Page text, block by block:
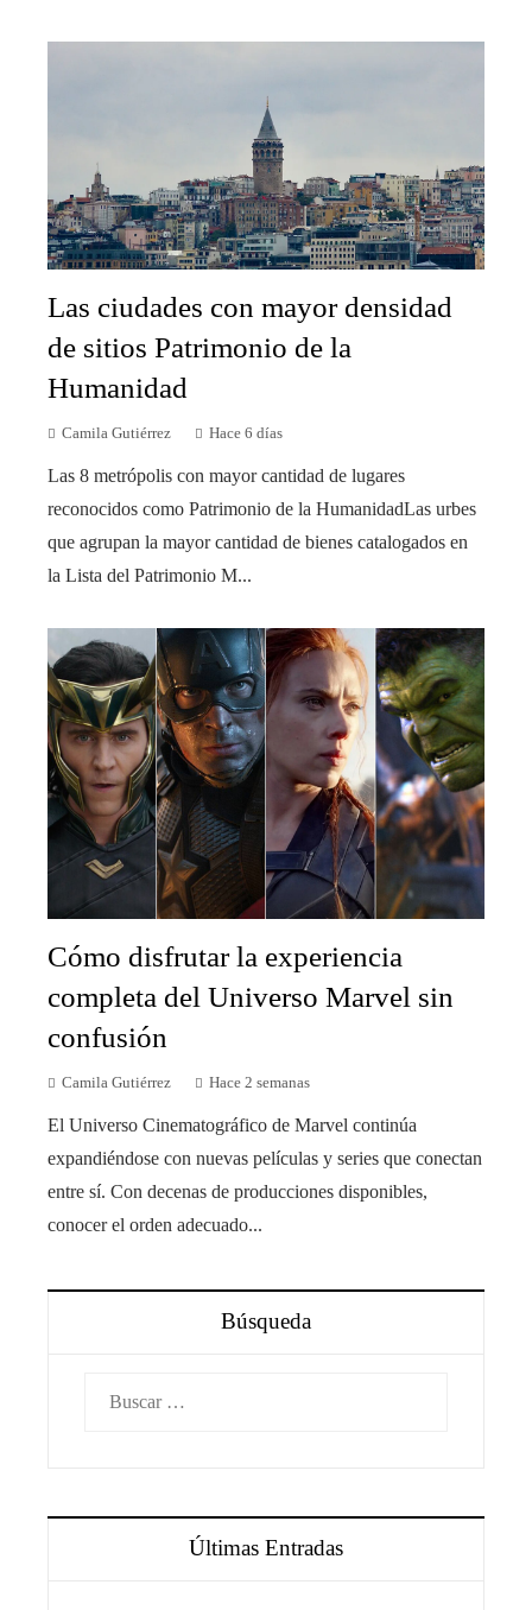
Las ciudades con mayor densidad
de sitios Patrimonio de la
Humanidad
Camila Gutiérrez Hace 6 días
Las 8 metrópolis con mayor cantidad de lugares
reconocidos como Patrimonio de la HumanidadLas urbes
que agrupan la mayor cantidad de bienes catalogados en
la Lista del Patrimonio M...
Cómo disfrutar la experiencia
completa del Universo Marvel sin
confusión
Camila Gutiérrez Hace 2 semanas
El Universo Cinematográfico de Marvel continúa
expandiéndose con nuevas películas y series que conectan
entre sí. Con decenas de producciones disponibles,
conocer el orden adecuado...
Búsqueda
Últimas Entradas